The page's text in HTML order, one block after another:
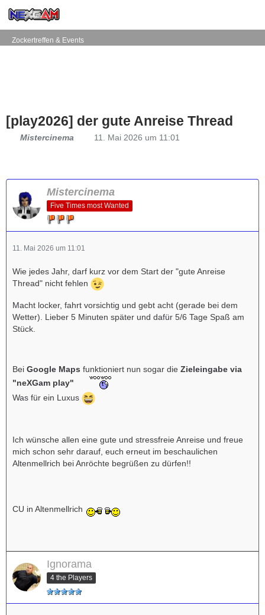
Zockertreffen & Events
[play2026] der gute Anreise Thread
Mistercinema 11. Mai 2026 um 11:01
Mistercinema
Five Times most Wanted
11. Mai 2026 um 11:01
Wie jedes Jahr, darf kurz vor dem Start der "gute Anreise
Thread" nicht fehlen
Macht locker, fahrt vorsichtig und gebt acht (gerade bei dem
Wetter). Lieber 5 Minuten später und dafür 5/6 Tage Spaß am
Stück.
Bei Google Maps funktioniert nun sogar die Zieleingabe via
"neXGam play"
Was für ein Luxus
Ich wünsche allen eine gute und stressfreie Anreise und freue
mich schon sehr darauf, euch erneut im beschaulichen
Altenmellrich bei Anröchte begrüßen zu dürfen!!
CU in Altenmellrich
Ignorama
4 the Players